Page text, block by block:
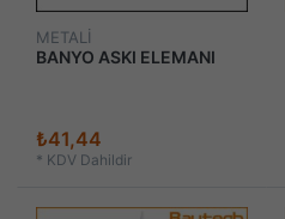
METALİ
BANYO ASKI ELEMANI
₺41,44
* KDV Dahildir